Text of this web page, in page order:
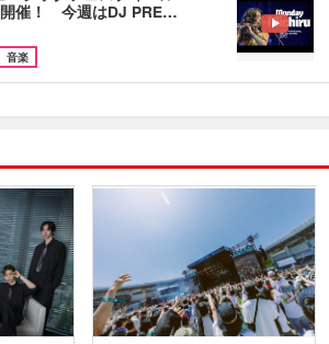
開催！ 今週はDJ PRE…
音楽